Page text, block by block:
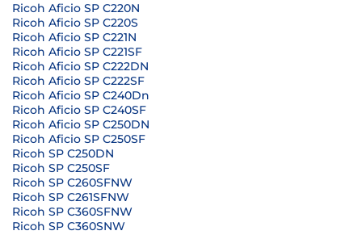
Ricoh Aficio SP C220N
Ricoh Aficio SP C220S
Ricoh Aficio SP C221N
Ricoh Aficio SP C221SF
Ricoh Aficio SP C222DN
Ricoh Aficio SP C222SF
Ricoh Aficio SP C240Dn
Ricoh Aficio SP C240SF
Ricoh Aficio SP C250DN
Ricoh Aficio SP C250SF
Ricoh SP C250DN
Ricoh SP C250SF
Ricoh SP C260SFNW
Ricoh SP C261SFNW
Ricoh SP C360SFNW
Ricoh SP C360SNW